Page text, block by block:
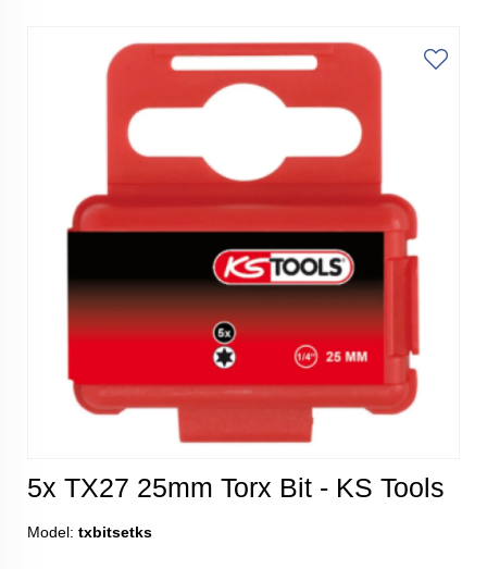
5x TX27 25mm Torx Bit - KS Tools
Model: txbitsetks